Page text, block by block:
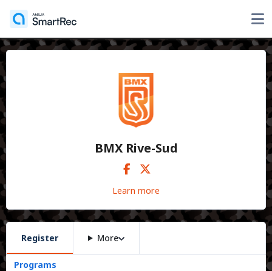
BMX Rive-Sud
Learn more
Register More
Programs